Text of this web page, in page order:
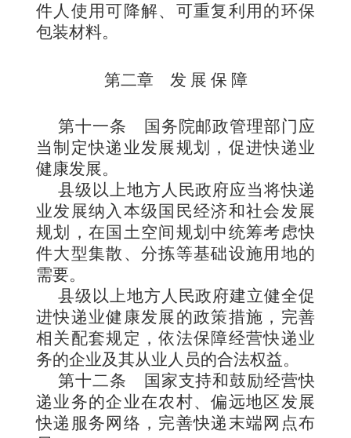
件人使用可降解、可重复利用的环保
包装材料。
第二章 发 展 保 障
第十一条
国务院邮政管理部门应
当制定快递业发展规划，促进快递业
健康发展。
县级以上地方人民政府应当将快递
业发展纳入本级国民经济和社会发展
规划，在国土空间规划中统筹考虑快
件大型集散、分拣等基础设施用地的
需要。
县级以上地方人民政府建立健全促
进快递业健康发展的政策措施，完善
相关配套规定，依法保障经营快递业
务的企业及其从业人员的合法权益。
第十二条
国家支持和鼓励经营快
递业务的企业在农村、偏远地区发展
快递服务网络，完善快递末端网点布